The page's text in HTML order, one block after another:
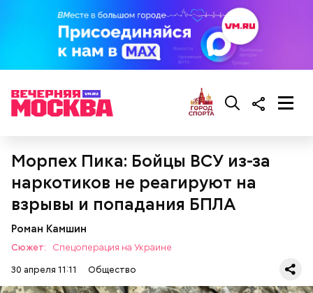
Морпех Пика: Бойцы ВСУ из-за
наркотиков не реагируют на
взрывы и попадания БПЛА
Роман Камшин
Сюжет:
Спецоперация на Украине
30 апреля 11:11
Общество
Противень ставится в духовку, разогретую до 180–
190 градусов. Спагетти из кабачка нужно запекать
25–30 минут.
Также не нужно есть дыню до корки, потому что
именно там скапливаются нитраты. И важно
тщательно ее мыть, чтобы не отравиться, добавила
собеседница «ВМ».